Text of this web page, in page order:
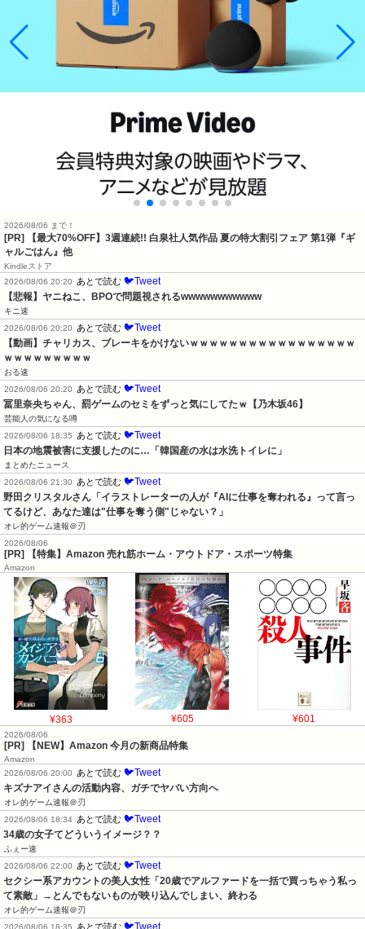
2026/08/06 まで！
[PR]
【最大70%OFF】3週連続!! 白泉社人気作品 夏の特大割引フェア 第1弾『ギ
ャルごはん』他
Kindleストア
2026/08/06 20:20
あとで読む 🐦Tweet
【悲報】ヤニねこ、BPOで問題視されるwwwwwwwwwww
キニ速
2026/08/06 20:20
あとで読む 🐦Tweet
【動画】チャリカス、ブレーキをかけないｗｗｗｗｗｗｗｗｗｗｗｗｗｗｗｗｗ
ｗｗｗｗｗｗｗｗｗ
おる速
2026/08/06 20:20
あとで読む 🐦Tweet
冨里奈央ちゃん、罰ゲームのセミをずっと気にしてたｗ【乃木坂46】
芸能人の気になる噂
2026/08/06 18:35
あとで読む 🐦Tweet
日本の地震被害に支援したのに…「韓国産の水は水洗トイレに」
まとめたニュース
2026/08/06 21:30
あとで読む 🐦Tweet
野田クリスタルさん「イラストレーターの人が『AIに仕事を奪われる』って言っ
てるけど、あなた達は"仕事を奪う側"じゃない？」
オレ的ゲーム速報＠刃
2026/08/06
[PR] 【特集】Amazon 売れ筋ホーム・アウトドア・スポーツ特集
Amazon
¥363 ¥605 ¥601
2026/08/06
[PR] 【NEW】Amazon 今月の新商品特集
Amazon
2026/08/06 20:00
あとで読む 🐦Tweet
キズナアイさんの活動内容、ガチでヤバい方向へ
オレ的ゲーム速報＠刃
2026/08/06 18:34 あとで読む 🐦Tweet
34歳の女子てどういうイメージ？？
ふぇー速
2026/08/06 22:00
あとで読む 🐦Tweet
セクシー系アカウントの美人女性「20歳でアルファードを一括で買っちゃう私っ
て素敵」→とんでもないものが映り込んでしまい、終わる
オレ的ゲーム速報＠刃
2026/08/06 18:35
あとで読む 🐦Tweet